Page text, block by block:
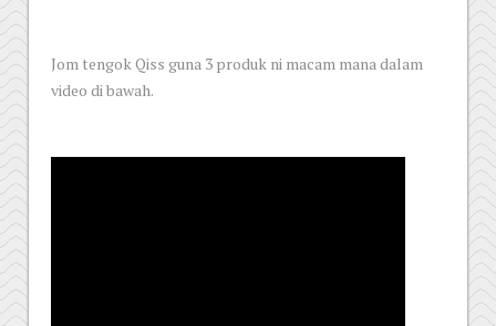
Jom tengok Qiss guna 3 produk ni macam mana dalam
video di bawah.